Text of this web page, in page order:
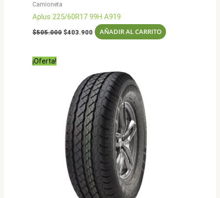
Camioneta
Aplus 225/60R17 99H A919
$505.000 El
$403.900 El
precio
AÑADIR AL CARRITO
¡Oferta!